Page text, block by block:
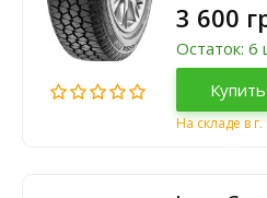
3 600
Остаток: 6
Купить
На складе в